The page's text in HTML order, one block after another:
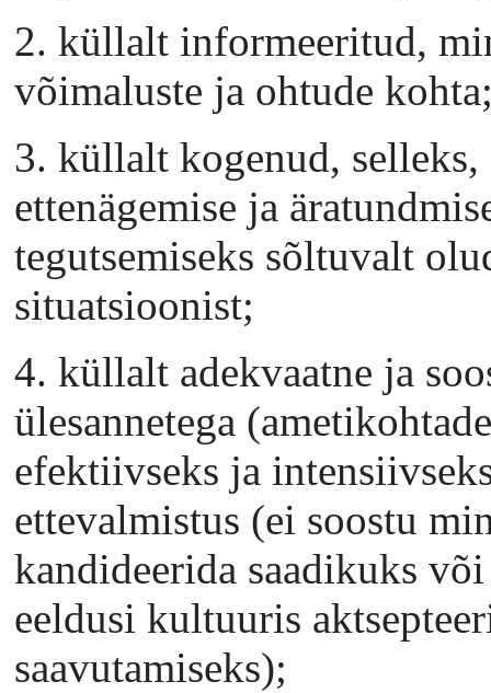
2. küllalt informeeritud,
võimaluste ja ohtude
3. küllalt kogenud, selleks,
ettenägemise ja
tegutsemiseks sõltuvalt
situatsioonist;
4. küllalt adekvaatne ja
ülesannetega
efektiivseks ja
ettevalmistus (ei soostu
kandideerida saadikuks
eeldusi kultuuris
saavutamiseks);